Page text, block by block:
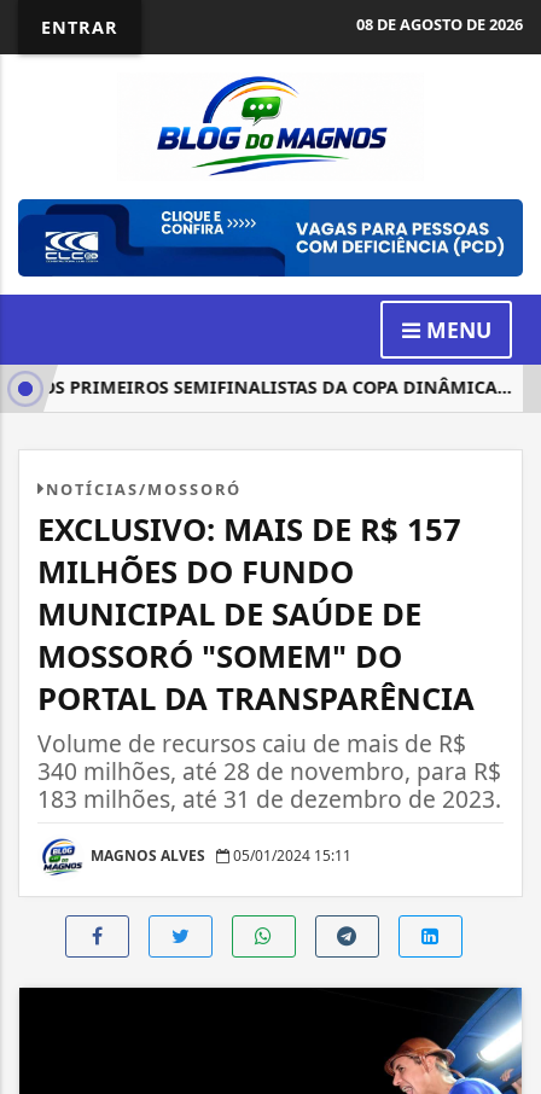
ENTRAR 08 DE AGOSTO DE 2026
MENU
OS PRIMEIROS SEMIFINALISTAS DA COPA DINÂMICA...
NOTÍCIAS/MOSSORÓ
EXCLUSIVO: MAIS DE R$ 157
MILHÕES DO FUNDO
MUNICIPAL DE SAÚDE DE
MOSSORÓ "SOMEM" DO
PORTAL DA TRANSPARÊNCIA
Volume de recursos caiu de mais de R$
340 milhões, até 28 de novembro, para R$
183 milhões, até 31 de dezembro de 2023.
MAGNOS ALVES 05/01/2024 15:11